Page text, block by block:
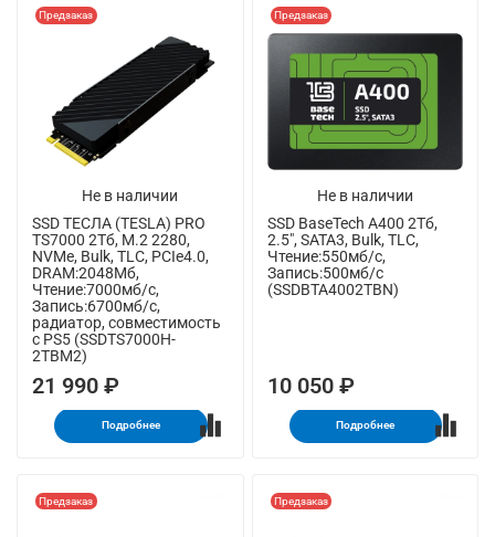
Не в наличии
Предзаказ
SSD ТЕСЛА (TESLA) PRO
TS7000 2Тб, M.2 2280,
NVMe, Bulk, TLC, PCIe4.0,
DRAM:2048Мб,
Чтение:7000мб/с,
Запись:6700мб/с,
радиатор, совместимость
с PS5 (SSDTS7000H-
2TBM2)
21 990 ₽
Подробнее
Не в наличии
Предзаказ
SSD BaseTech A400 2Тб,
2.5", SATA3, Bulk, TLC,
Чтение:550мб/с,
Запись:500мб/с
(SSDBTA4002TBN)
10 050 ₽
Подробнее
Предзаказ Предзаказ